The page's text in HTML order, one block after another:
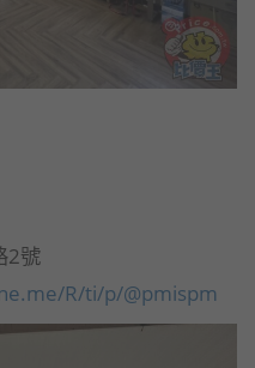
2號
R/ti/p/@pmispm